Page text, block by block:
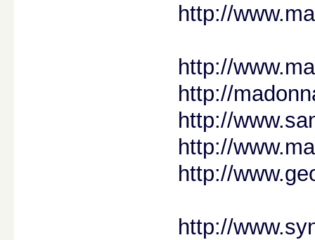
http://
http://
http://
http://
http://
http://
http://